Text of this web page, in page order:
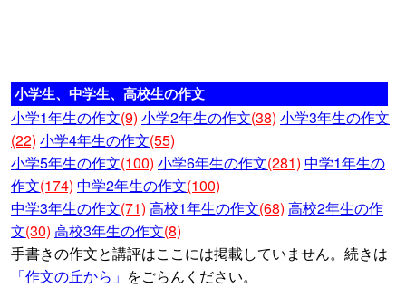
小学生、中学生、高校生の作文
小学1年生の作文(9) 小学2年生の作文(38) 小学3年生の作文
(22) 小学4年生の作文(55)
小学5年生の作文(100) 小学6年生の作文(281) 中学1年生の
作文(174) 中学2年生の作文(100)
中学3年生の作文(71) 高校1年生の作文(68) 高校2年生の作
文(30) 高校3年生の作文(8)
手書きの作文と講評はここには掲載していません。続きは
「作文の丘から」 をごらんください。